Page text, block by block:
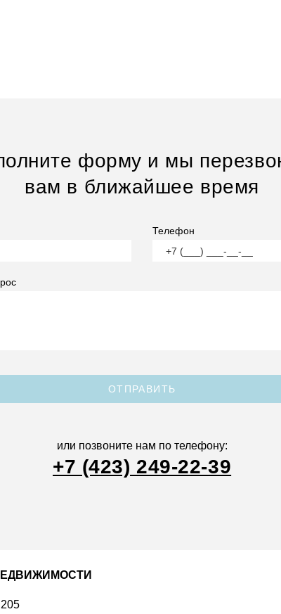
форму и мы
вам в ближайшее время
Телефон
ОТПРАВИТЬ
или позвоните нам по телефону:
+7 (423) 249-22-39